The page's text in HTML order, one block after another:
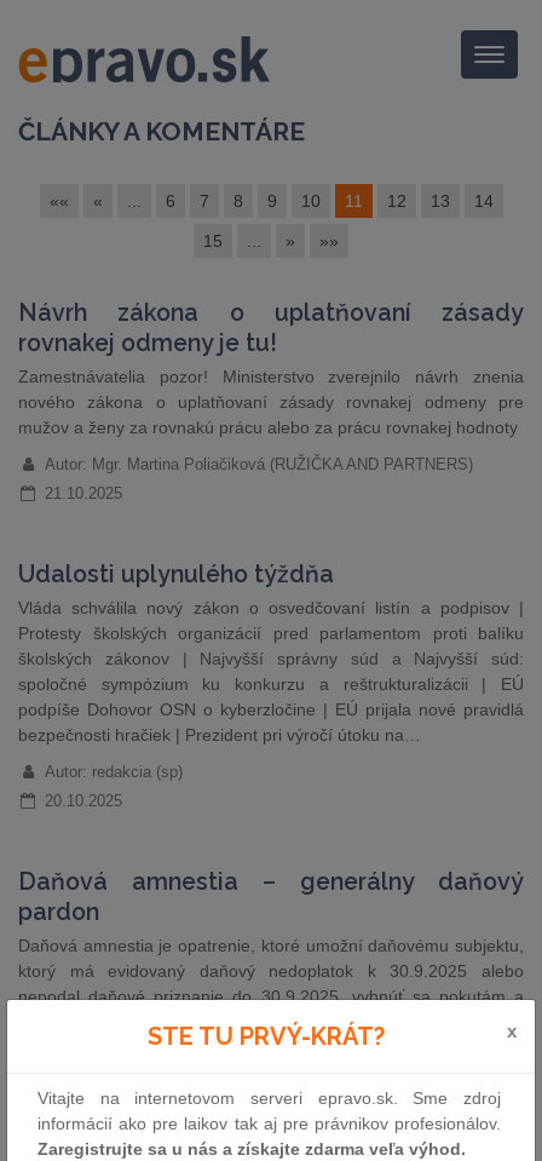
Menu
ČLÁNKY A KOMENTÁRE
«« « 6 7 8 9 10 11 12 13 14
15 » »»
Návrh zákona o uplatňovaní zásady
rovnakej odmeny je tu!
Zamestnávatelia pozor! Ministerstvo zverejnilo návrh znenia
nového zákona o uplatňovaní zásady rovnakej odmeny pre
mužov a ženy za rovnakú prácu alebo za prácu rovnakej hodnoty
Autor: Mgr. Martina Poliačiková (RUŽIČKA AND PARTNERS)
21.10.2025
Udalosti uplynulého týždňa
Vláda schválila nový zákon o osvedčovaní listín a podpisov |
Protesty školských organizácií pred parlamentom proti balíku
školských zákonov | Najvyšší správny súd a Najvyšší súd:
spoločné sympózium ku konkurzu a reštrukturalizácii | EÚ
podpíše Dohovor OSN o kyberzločine | EÚ prijala nové pravidlá
bezpečnosti hračiek | Prezident pri výročí útoku na…
Autor: redakcia (sp)
20.10.2025
Daňová amnestia – generálny daňový
pardon
Daňová amnestia je opatrenie, ktoré umožní daňovému subjektu,
ktorý má evidovaný daňový nedoplatok k 30.9.2025 alebo
nepodal daňové priznanie do 30.9.2025, vyhnúť sa pokutám a
úrokom z omeškania. Podmienkou je, aby v náhradnej lehote od
1. januára do 30. júna 2026 daňový nedoplatok zaplatil alebo aby
Autor: Finančná správa Slovenská republika
17.10.2025
STE TU PRVÝ-KRÁT? x
Vitajte na internetovom serveri epravo.sk. Sme zdroj
informácií ako pre laikov tak aj pre právnikov profesionálov.
Zaregistrujte sa u nás a získajte zdarma veľa výhod.